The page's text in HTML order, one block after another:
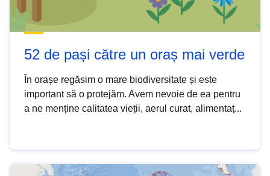
52 de pași către un oraș mai verde
În orașe regăsim o mare biodiversitate și este
important să o protejăm. Avem nevoie de ea pentru
a ne menține calitatea vieții, aerul curat, alimentaț...